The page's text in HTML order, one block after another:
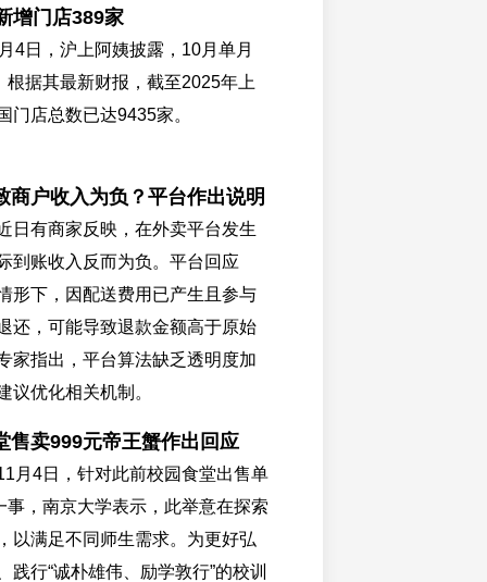
增门店389家
4日，沪上阿姨披露，10月单月
根据其最新财报，截至2025年上
门店总数已达9435家。
商户收入为负？平台作出说明
日有商家反映，在外卖平台发生
到账收入反而为负。平台回应
形下，因配送费用已产生且参与
还，可能导致退款金额高于原始
家指出，平台算法缺乏透明度加
议优化相关机制。
售卖999元帝王蟹作出回应
月4日，针对此前校园食堂出售单
事，南京大学表示，此举意在探索
以满足不同师生需求。为更好弘
践行“诚朴雄伟、励学敦行”的校训